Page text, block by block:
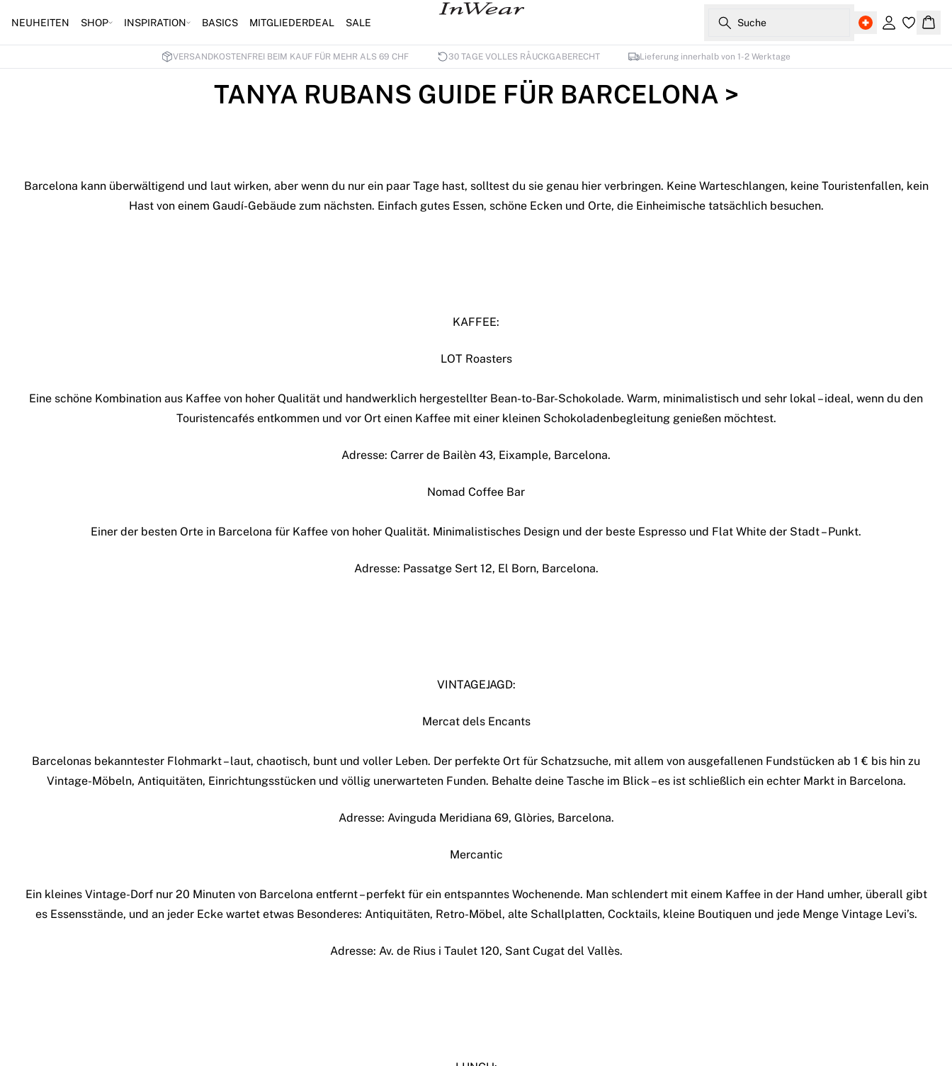
NEUHEITEN SHOP INSPIRATION BASICS MITGLIEDERDEAL SALE Suche
Einloggen
VERSANDKOSTENFREI BEIM KAUF FÜR MEHR ALS 69 CHF 30 TAGE VOLLES RÅUCKGABERECHT Lieferung innerhalb von 1-2 Werktage
TANYA RUBANS GUIDE FÜR BARCELONA >
Barcelona kann überwältigend und laut wirken, aber wenn du nur ein paar Tage hast, solltest du sie genau hier verbringen. Keine Warteschlangen, keine Touristenfallen, kein
Hast von einem Gaudí-Gebäude zum nächsten. Einfach gutes Essen, schöne Ecken und Orte, die Einheimische tatsächlich besuchen.
KAFFEE:
LOT Roasters
Eine schöne Kombination aus Kaffee von hoher Qualität und handwerklich hergestellter Bean-to-Bar-Schokolade. Warm, minimalistisch und sehr lokal – ideal, wenn du den
Touristencafés entkommen und vor Ort einen Kaffee mit einer kleinen Schokoladenbegleitung genießen möchtest.
Adresse: Carrer de Bailèn 43, Eixample, Barcelona.
Nomad Coffee Bar
Einer der besten Orte in Barcelona für Kaffee von hoher Qualität. Minimalistisches Design und der beste Espresso und Flat White der Stadt – Punkt.
Adresse: Passatge Sert 12, El Born, Barcelona.
VINTAGEJAGD:
Mercat dels Encants
Barcelonas bekanntester Flohmarkt – laut, chaotisch, bunt und voller Leben. Der perfekte Ort für Schatzsuche, mit allem von ausgefallenen Fundstücken ab 1 € bis hin zu
Vintage-Möbeln, Antiquitäten, Einrichtungsstücken und völlig unerwarteten Funden. Behalte deine Tasche im Blick – es ist schließlich ein echter Markt in Barcelona.
Adresse: Avinguda Meridiana 69, Glòries, Barcelona.
Mercantic
Ein kleines Vintage-Dorf nur 20 Minuten von Barcelona entfernt – perfekt für ein entspanntes Wochenende. Man schlendert mit einem Kaffee in der Hand umher, überall gibt
es Essensstände, und an jeder Ecke wartet etwas Besonderes: Antiquitäten, Retro-Möbel, alte Schallplatten, Cocktails, kleine Boutiquen und jede Menge Vintage Levi’s.
Adresse: Av. de Rius i Taulet 120, Sant Cugat del Vallès.